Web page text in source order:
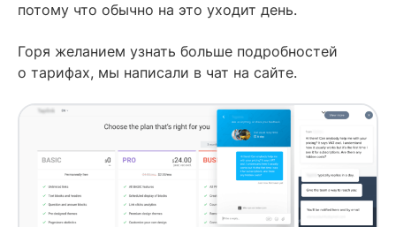
потому что обычно на это уходит день.
Горя желанием узнать больше подробностей
о тарифах, мы написали в чат на сайте.